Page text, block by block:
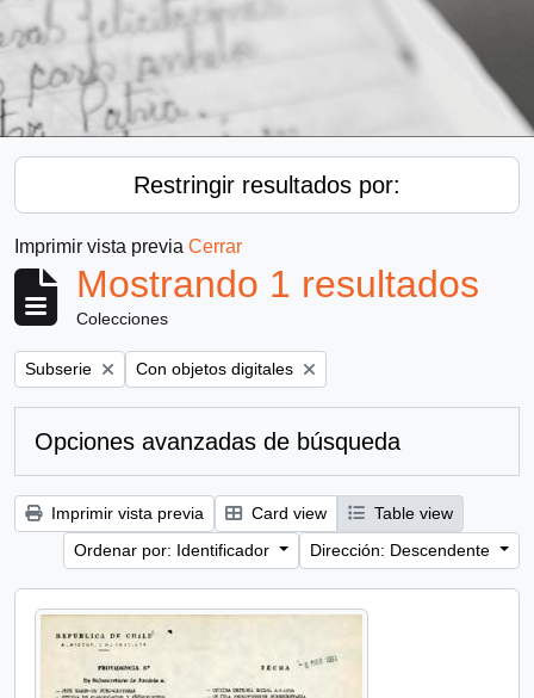
Restringir resultados por:
Imprimir vista previa Cerrar
Mostrando 1 resultados
Colecciones
Remove filter:
Subserie Remove filter:
Con objetos digitales
Opciones avanzadas de búsqueda
Imprimir vista previa Card view
Table view
Ordenar por: Identificador
Dirección: Descendente